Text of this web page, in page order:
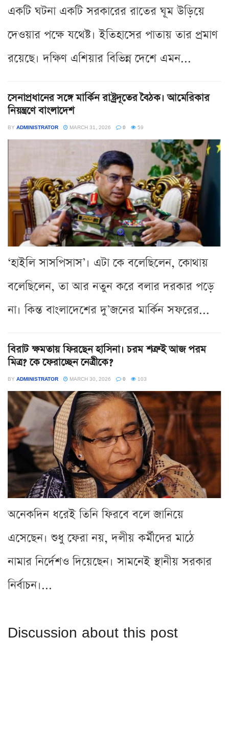
একটি ঘটনা একটি সরকারের রাতের ঘূম উড়িয়ে
দেওয়ার পক্ষে যথেষ্ট। ইতিহাসের পাতায় তার প্রমাণ
রয়েছে। দক্ষিণ এশিয়ার বিভিন্ন দেশে এমন...
সেনাপ্রধানের সঙ্গে মার্কিন রাষ্ট্রদূতের বৈঠক। আমেরিকার
নিয়ন্ত্রণে বাংলাদেশ
BY ADMINISTRATOR MARCH 31, 2026 0 59
‘হাইলি সাসপিসাস’। এটা কে বলেছিলেন, কোথায়
বলেছিলেন, তা আর নতুন করে বলার দরকার পড়ে
না। কিন্ত বাংলাদেশের দু’জনের মার্কিন সফরের...
বিরাট ক্ষমতায় ফিরছেন হাসিনা। চরম শত্রুই আজ পরম
মিত্র? কে ফেরাচ্ছেন নেত্রীকে?
BY ADMINISTRATOR MARCH 30, 2026 0 103
অনেকদিন ধরেই তিনি ফিরবে বলে জানিয়ে
এসেছেন। শুধু ফেরা নয়, দলীয় কর্মীদের মাঠে
নামার নির্দেশও দিয়েছেন। সামনেই স্থানীয় সরকার
নির্বাচন।...
Discussion about this post